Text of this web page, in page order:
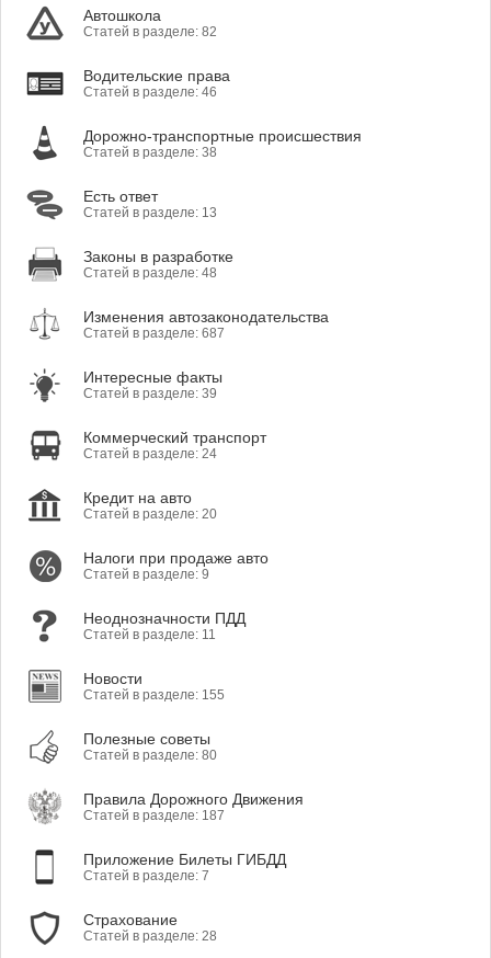
Автошкола
Статей в разделе: 82
Водительские права
Статей в разделе: 46
Дорожно-транспортные происшествия
Статей в разделе: 38
Есть ответ
Статей в разделе: 13
Законы в разработке
Статей в разделе: 48
Изменения автозаконодательства
Статей в разделе: 687
Интересные факты
Статей в разделе: 39
Коммерческий транспорт
Статей в разделе: 24
Кредит на авто
Статей в разделе: 20
Налоги при продаже авто
Статей в разделе: 9
Неоднозначности ПДД
Статей в разделе: 11
Новости
Статей в разделе: 155
Полезные советы
Статей в разделе: 80
Правила Дорожного Движения
Статей в разделе: 187
Приложение Билеты ГИБДД
Статей в разделе: 7
Страхование
Статей в разделе: 28